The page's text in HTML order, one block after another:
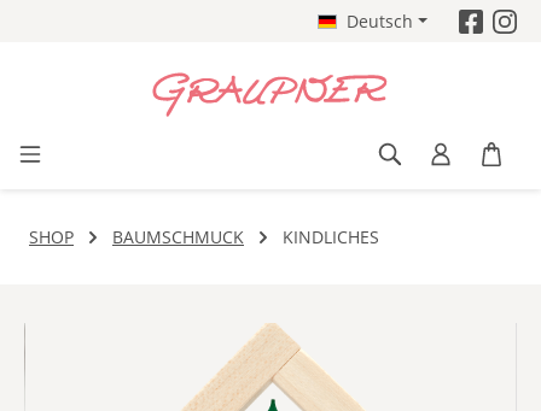
Deutsch
SHOP BAUMSCHMUCK KINDLICHES